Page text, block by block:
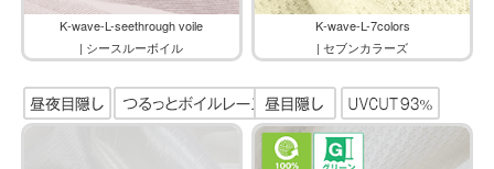
K-wave-L-seethrough voile
| シースルーボイル
K-wave-L-7colors
| セブンカラーズ